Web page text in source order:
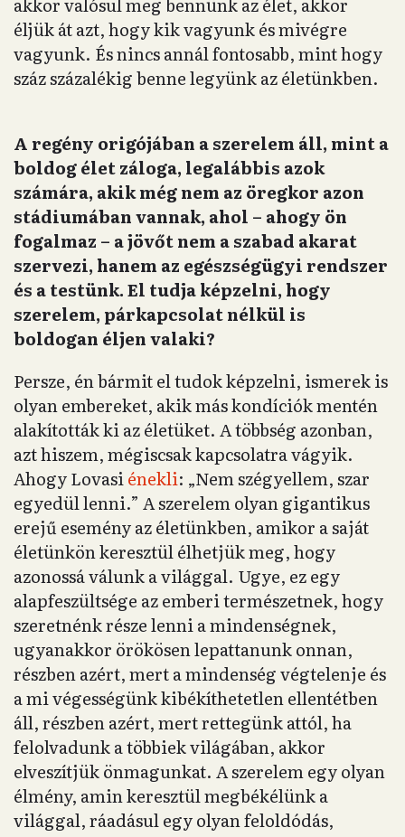
éljük át azt, hogy kik vagyunk és mivégre
vagyunk. És nincs annál fontosabb, mint hogy
száz százalékig benne legyünk az életünkben.
A regény origójában a szerelem áll, mint a
boldog élet záloga, legalábbis azok
számára, akik még nem az öregkor azon
stádiumában vannak, ahol – ahogy ön
fogalmaz – a jövőt nem a szabad akarat
szervezi, hanem az egészségügyi rendszer
és a testünk. El tudja képzelni, hogy
szerelem, párkapcsolat nélkül is
boldogan éljen valaki?
Persze, én bármit el tudok képzelni, ismerek is
olyan embereket, akik más kondíciók mentén
alakították ki az életüket. A többség azonban,
azt hiszem, mégiscsak kapcsolatra vágyik.
Ahogy Lovasiénekli: „Nem szégyellem, szar
egyedül lenni.” A szerelem olyan gigantikus
erejű esemény az életünkben, amikor a saját
életünkön keresztül élhetjük meg, hogy
azonossá válunk a világgal. Ugye, ez egy
alapfeszültsége az emberi természetnek, hogy
szeretnénk része lenni a mindenségnek,
ugyanakkor örökösen lepattanunk onnan,
részben azért, mert a mindenség végtelenje és
a mi végességünk kibékíthetetlen ellentétben
áll, részben azért, mert rettegünk attól, ha
felolvadunk a többiek világában, akkor
elveszítjük önmagunkat. A szerelem egy olyan
élmény, amin keresztül megbékélünk a
világgal, ráadásul egy olyan feloldódás,